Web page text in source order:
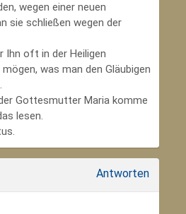
wegen einer neuen
sie schließen wegen der
Ihn oft in der Heiligen
was man den Gläubigen
Gottesmutter Maria komme
lesen.
Antworten